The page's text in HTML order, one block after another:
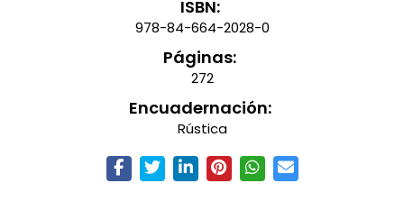
ISBN:
978-84-664-2028-0
Páginas:
272
Encuadernación:
Rústica